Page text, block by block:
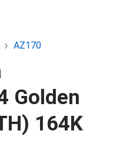
AZ170
Golden
164K